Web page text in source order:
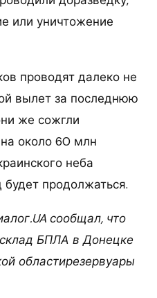
или уничтожение
проводят далеко не
вылет за последнюю
же сожгли
около 60 млн
неба
продолжаться.
сообщал, что
БПЛА в Донецке
областирезервуары